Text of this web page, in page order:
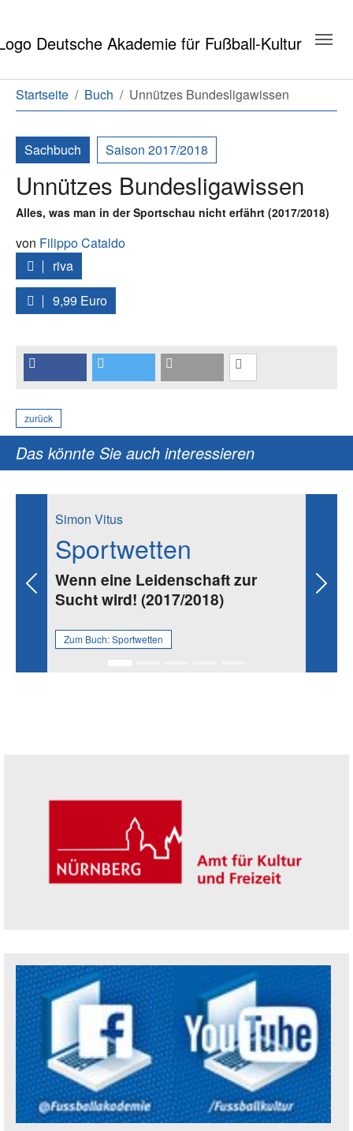
Sie sind hier:
Startseite Buch Unnützes Bundesligawissen
Sachbuch Saison 2017/2018
Unnützes Bundesligawissen
Alles, was man in der Sportschau nicht erfährt (2017/2018)
von Filippo Cataldo
riva
9,99 Euro
zurück
Das könnte Sie auch interessieren
Simon Vitus
Sportwetten
Wenn eine Leidenschaft zur
Sucht wird! (2017/2018)
Zum Buch:Sportwetten
Previous Next